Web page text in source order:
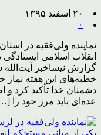
۲۰ اسفند ۱۳۹۵
۰
نماینده ولی‌فقیه در
انقلاب اسلامی
گزارش نیساخبر
خطبه‌های این هفته نماز
دشمنان خدا تأکید کرد
عده‌ای باید مرز خود را